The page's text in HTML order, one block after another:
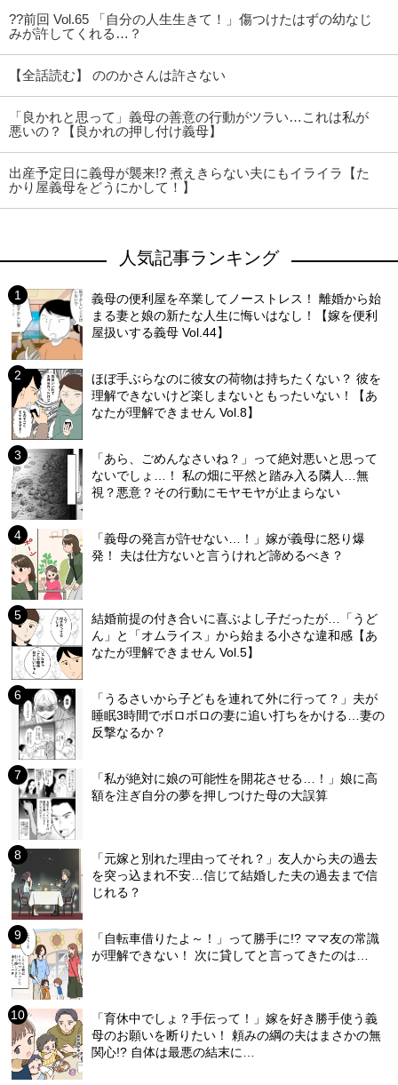
??前回 Vol.65 「自分の人生生きて！」傷つけたはずの幼なじ
みが許してくれる…？
【全話読む】 ののかさんは許さない
「良かれと思って」義母の善意の行動がツラい…これは私が
悪いの？【良かれの押し付け義母】
出産予定日に義母が襲来!? 煮えきらない夫にもイライラ【た
かり屋義母をどうにかして！】
人気記事ランキング
義母の便利屋を卒業してノーストレス！ 離婚から始
まる妻と娘の新たな人生に悔いはなし！【嫁を便利
屋扱いする義母 Vol.44】
ほぼ手ぶらなのに彼女の荷物は持ちたくない？ 彼を
理解できないけど楽しまないともったいない！【あ
なたが理解できません Vol.8】
「あら、ごめんなさいね？」って絶対悪いと思って
ないでしょ…！ 私の畑に平然と踏み入る隣人…無
視？悪意？その行動にモヤモヤが止まらない
「義母の発言が許せない…！」嫁が義母に怒り爆
発！ 夫は仕方ないと言うけれど諦めるべき？
結婚前提の付き合いに喜ぶよし子だったが…「うど
ん」と「オムライス」から始まる小さな違和感【あ
なたが理解できません Vol.5】
「うるさいから子どもを連れて外に行って？」夫が
睡眠3時間でボロボロの妻に追い打ちをかける…妻の
反撃なるか？
「私が絶対に娘の可能性を開花させる…！」娘に高
額を注ぎ自分の夢を押しつけた母の大誤算
「元嫁と別れた理由ってそれ？」友人から夫の過去
を突っ込まれ不安…信じて結婚した夫の過去まで信
じれる？
「自転車借りたよ～！」って勝手に!? ママ友の常識
が理解できない！ 次に貸してと言ってきたのは…
「育休中でしょ？手伝って！」嫁を好き勝手使う義
母のお願いを断りたい！ 頼みの綱の夫はまさかの無
関心!? 自体は最悪の結末に…